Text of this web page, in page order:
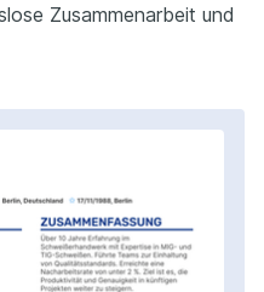
Zusammenarbeit und